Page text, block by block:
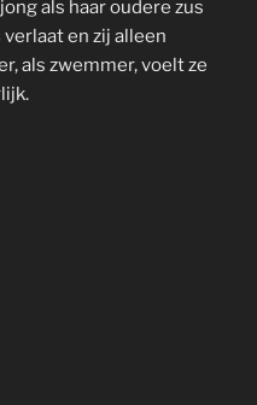
als haar oudere zus
en zij alleen
als zwemmer, voelt ze